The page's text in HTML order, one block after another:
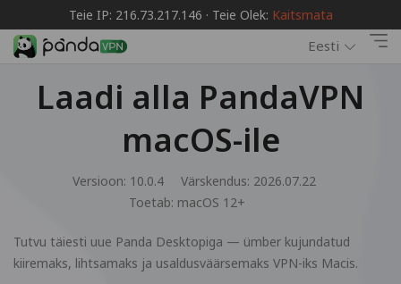
Teie IP: 216.73.217.146 · Teie Olek: Kaitsmata
Eesti
Laadi alla PandaVPN
macOS-ile
Versioon: 10.0.4
Värskendus: 2026.07.22
Toetab: macOS 12+
Tutvu täiesti uue Panda Desktopiga — ümber kujundatud
kiiremaks, lihtsamaks ja usaldusväärsemaks VPN-iks Macis.